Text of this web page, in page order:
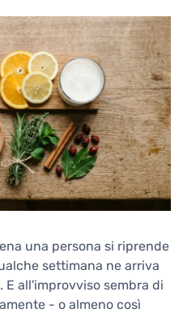
una persona si riprende
settimana ne arriva
E all'improvviso sembra di
- o almeno così